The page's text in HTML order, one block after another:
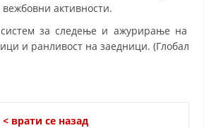
активности.
за следење и ажурирање на
и ранливост на заедници. (Глобал
< врати се назад